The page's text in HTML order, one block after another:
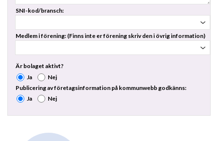
SNI-kod/bransch:
Medlem i förening: (Finns inte er förening skriv den i övrig information)
Är bolaget aktivt?
Ja
Nej
Publicering av företagsinformation på kommunwebb godkänns:
Ja
Nej